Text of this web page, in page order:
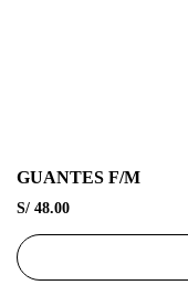
GUANTES F/M
S/ 48.00